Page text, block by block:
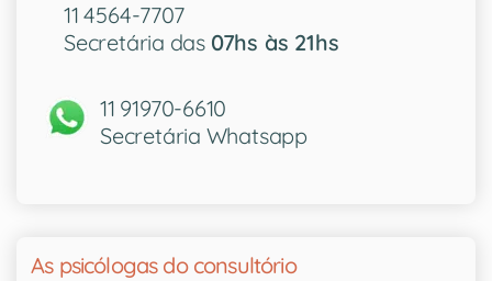
11 4564-7707
Secretária das 07hs às 21hs
11 91970-6610
Secretária Whatsapp
As psicólogas do consultório